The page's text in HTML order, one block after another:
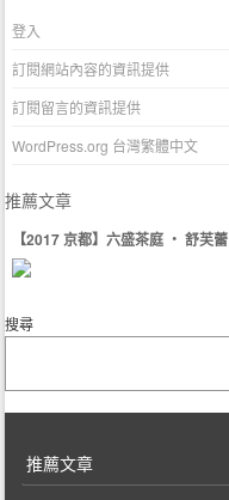
登入
訂閱網站內容的資訊提供
訂閱留言的資訊提供
WordPress.org 台灣繁體中文
推薦文章
【2017 京都】六盛茶庭 ‧ 舒芙蕾
搜尋
推薦文章